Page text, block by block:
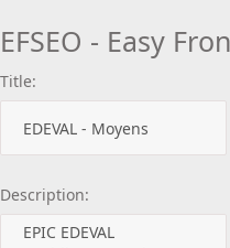
EFSEO - Easy
Title:
Description: